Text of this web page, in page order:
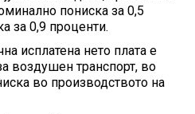
пониска за 0,5
за 0,9 проценти.
исплатена нето плата е
воздушен транспорт, во
во производството на